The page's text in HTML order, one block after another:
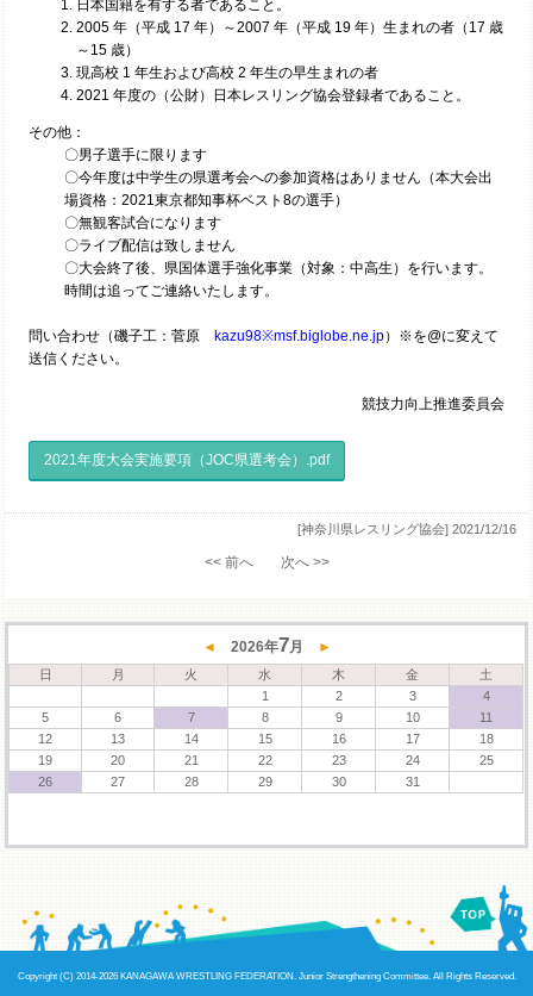
日本国籍を有する者であること。
2005 年（平成 17 年）～2007 年（平成 19 年）生まれの者（17 歳
～15 歳）
現高校 1 年生および高校 2 年生の早生まれの者
2021 年度の（公財）日本レスリング協会登録者であること。
その他：
〇男子選手に限ります
〇今年度は中学生の県選考会への参加資格はありません（本大会出
場資格：2021東京都知事杯ベスト8の選手）
〇無観客試合になります
〇ライブ配信は致しません
〇大会終了後、県国体選手強化事業（対象：中高生）を行います。
時間は追ってご連絡いたします。
問い合わせ（磯子工：菅原kazu98※msf.biglobe.ne.jp）※を@に変えて
送信ください。
競技力向上推進委員会
2021年度大会実施要項（JOC県選考会）.pdf
[神奈川県レスリング協会] 2021/12/16
<< 前へ 次へ >>
◄ 2026年7月 ►
日 月 火 水 木 金
土
1
2 3
4
5
6 7 8 9 10
11
12
13 14 15 16 17
18
19
20 21 22 23 24
25
26
27 28 29 30 31
Copyright (C) 2014-2026 KANAGAWA WRESTLING FEDERATION. Junior Strengthening Committee. All Rights Reserved.